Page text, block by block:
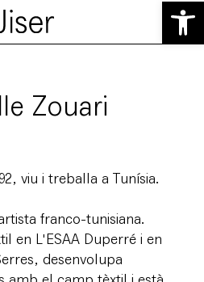
Obre la
Zouari
viu i treballa a Tunísia.
franco-tunisiana.
en L'ESAA Duperré i en
desenvolupa